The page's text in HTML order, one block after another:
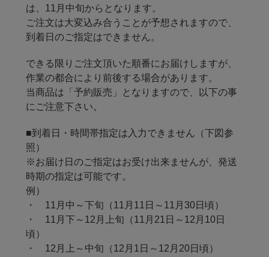
は、11月中旬からとなります。
ご注文は大変込み合うことが予想されますので、
到着日のご指定はできません。
できる限りご注文頂いた順番にお届けしますが、
作業の都合により前後する場合があります。
当商品は「予約販売」となりますので、以下の事
にご注意下さい。
■到着日・時間帯指定は入力できません（下図参
照）
※お届け日のご指定はお受け出来ませんが、発送
時期の指定は可能です。
例）
・ 11月中～下旬（11月11日～11月30日頃）
・ 11月下～12月上旬（11月21日～12月10日
頃）
・ 12月上～中旬（12月1日～12月20日頃）